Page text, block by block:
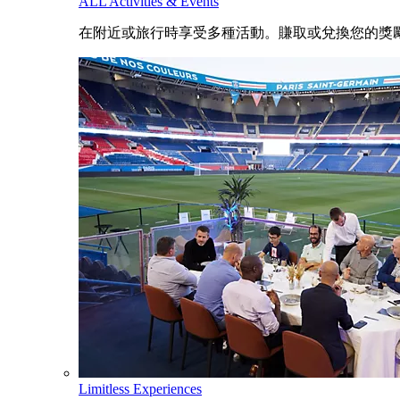
在附近或旅行時享受多種活動。賺取或兌換您的獎
Limitless Experiences